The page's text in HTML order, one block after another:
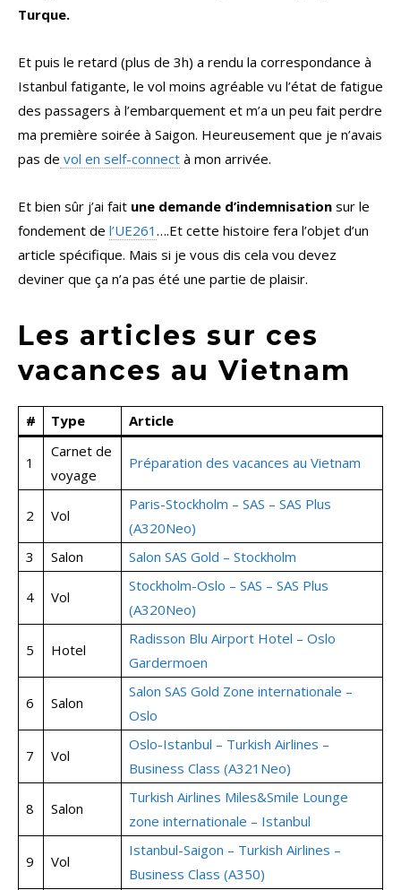
Turque.
Et puis le retard (plus de 3h) a rendu la correspondance à
Istanbul fatigante, le vol moins agréable vu l’état de fatigue
des passagers à l’embarquement et m’a un peu fait perdre
ma première soirée à Saigon. Heureusement que je n’avais
pas de vol en self-connect à mon arrivée.
Et bien sûr j’ai fait une demande d’indemnisation sur le
fondement de l’UE261 ….Et cette histoire fera l’objet d’un
article spécifique. Mais si je vous dis cela vou devez
deviner que ça n’a pas été une partie de plaisir.
Les articles sur ces
vacances au Vietnam
# Type Article
1
Carnet de
voyage
Préparation des vacances au Vietnam
2 Vol
Paris-Stockholm – SAS – SAS Plus
(A320Neo)
3
Salon Salon SAS Gold – Stockholm
4 Vol
Stockholm-Oslo – SAS – SAS Plus
(A320Neo)
5 Hotel
Radisson Blu Airport Hotel – Oslo
Gardermoen
6 Salon
Salon SAS Gold Zone internationale –
Oslo
7 Vol
Oslo-Istanbul – Turkish Airlines –
Business Class (A321Neo)
8 Salon
Turkish Airlines Miles&Smile Lounge
zone internationale – Istanbul
9 Vol
Istanbul-Saigon – Turkish Airlines –
Business Class (A350)